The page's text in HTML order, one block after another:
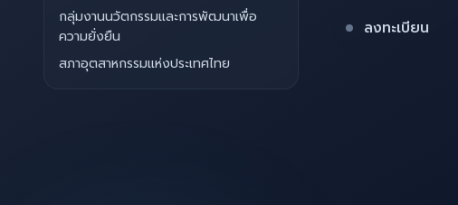
กลุ่มงานนวัตกรรมและการพัฒนาเพื่อ
ความยั่งยืน
สภาอุตสาหกรรมแห่งประเทศไทย
ลงทะเบียน